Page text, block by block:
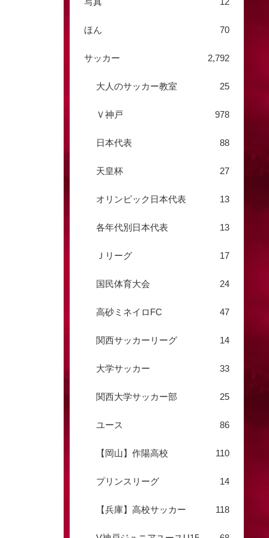
ほん 70
サッカー 2,792
大人のサッカー教室 25
Ｖ神戸 978
日本代表 88
天皇杯 27
オリンピック日本代表 13
各年代別日本代表 13
Ｊリーグ 17
国民体育大会 24
高砂ミネイロFC 47
関西サッカーリーグ 14
大学サッカー 33
関西大学サッカー部 25
ユース 86
【岡山】作陽高校 110
プリンスリーグ 14
【兵庫】高校サッカー 118